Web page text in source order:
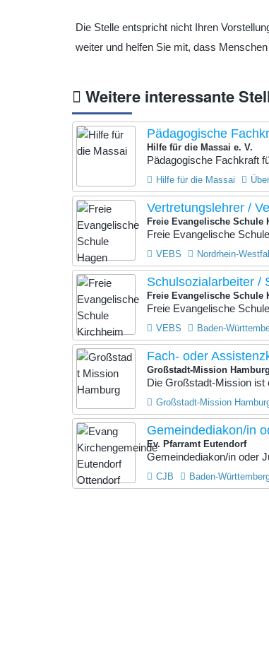
Die Stelle entspricht nicht Ihren
weiter und helfen Sie mit, dass
Weitere interessante
Pädagogische
Hilfe für die Massai e. V.
Pädagogische Fachkraft
Hilfe für die Massai
Vertretungslehrer /
Freie Evangelische Schule
Freie Evangelische
VEBS Nordrhein-
Schulsozialarbeiter /
Freie Evangelische Schule
Freie Evangelische
VEBS Baden-
Fach- oder
Großstadt-Mission
Die Großstadt-Mission ist
Großstadt-Mission
Gemeindediakon/in
Ev. Pfarramt Eutendorf
Gemeindediakon/in oder
CJB Baden-